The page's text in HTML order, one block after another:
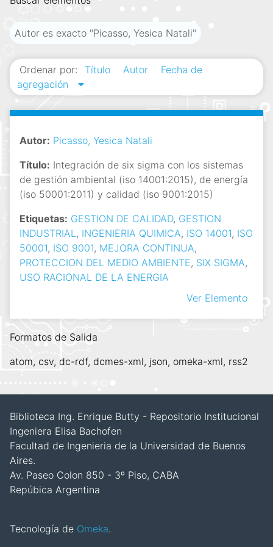
Autor es exacto "Picasso, Yesica Natali"
Ordenar por: Título Autor
Fecha de
agregación
Autor: Picasso, Yesica Natali
Título: Integración de six sigma con los sistemas
de gestión ambiental (iso 14001:2015), de energía
(iso 50001:2011) y calidad (iso 9001:2015)
Etiquetas: GESTION DE CALIDAD, GESTION
INDUSTRIAL, INGENIERIA QUIMICA, ISO 14001, ISO
50001, ISO 9001, MEJORA CONTINUA,
PROTECCION DEL MEDIO AMBIENTE, SIX SIGMA,
USO RACIONAL DE LA ENERGIA
Ver Elemento
Formatos de Salida
atom, csv, dc-rdf, dcmes-xml, json, omeka-xml, rss2
Biblioteca Ing. Enrique Butty - Repositorio Institucional
Ingeniera Elisa Bachofen
Facultad de Ingenieria de la Universidad de Buenos
Aires.
Av. Paseo Colon 850 - 3º Piso, CABA
Repúbica Argentina
Tecnología de Omeka.